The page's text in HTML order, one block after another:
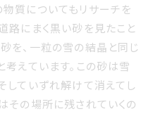
スピレーションを得ること
についてもリサーチを行
まく黒い砂を見たことが
粒の雪の結晶と同じくら
ています この砂は雪とは
質についてもリサーチを
路にまく黒い砂を見たこと
を、一粒の雪の結晶と同じ
考えています。この砂は雪
していずれ解けて消えてし
その場所に残されていくの